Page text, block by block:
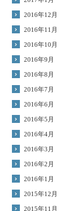
2016年12月
2016年11月
2016年10月
2016年9月
2016年8月
2016年7月
2016年6月
2016年5月
2016年4月
2016年3月
2016年2月
2016年1月
2015年12月
2015年11月